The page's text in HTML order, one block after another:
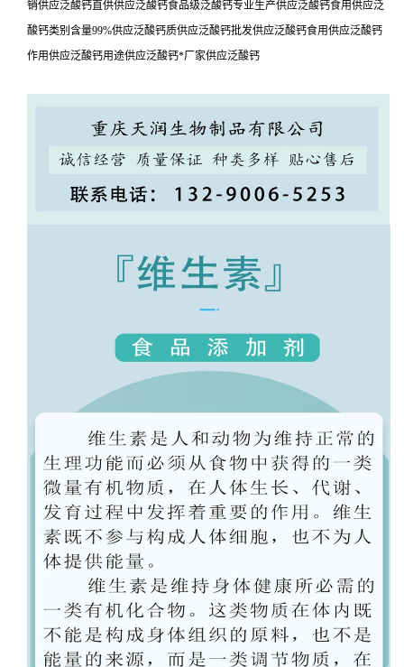
销供应泛酸钙直供供应泛酸钙食品级泛酸钙专业生产供应泛酸钙食用供应泛
酸钙类别含量99%供应泛酸钙质供应泛酸钙批发供应泛酸钙食用供应泛酸钙
作用供应泛酸钙用途供应泛酸钙*厂家供应泛酸钙